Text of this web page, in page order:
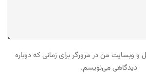
و وبسایت من در مرورگر برای زمانی که دوباره
دیدگاهی می‌نویسم.